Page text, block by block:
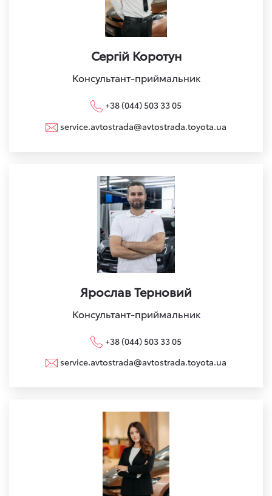
Сергій Коротун
Консультант-приймальник
+38 (044) 503 33 05
service.avtostrada@avtostrada.toyota.ua
Ярослав Терновий
Консультант-приймальник
+38 (044) 503 33 05
service.avtostrada@avtostrada.toyota.ua